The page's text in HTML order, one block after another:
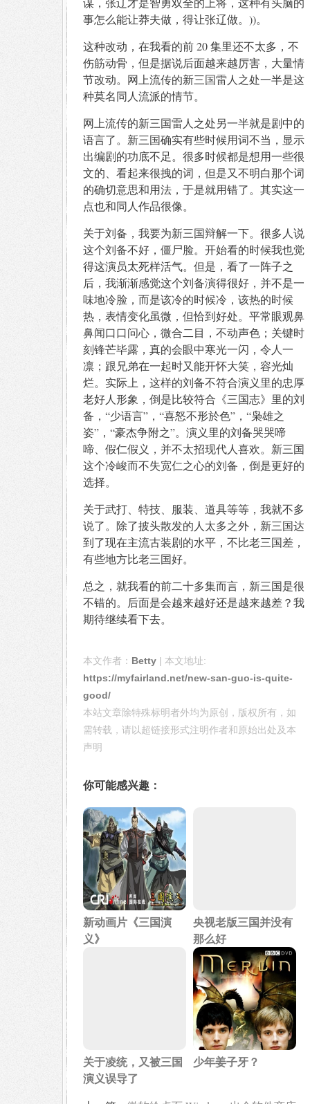
事怎么能让莽夫做，得让张辽做。))。
这种改动，在我看的前 20 集里还不太多，不
伤筋动骨，但是据说后面越来越厉害，大量情
节改动。网上流传的新三国雷人之处一半是这
种莫名同人流派的情节。
网上流传的新三国雷人之处另一半就是剧中的
语言了。新三国确实有些时候用词不当，显示
出编剧的功底不足。很多时候都是想用一些很
文的、看起来很拽的词，但是又不明白那个词
的确切意思和用法，于是就用错了。其实这一
点也和同人作品很像。
关于刘备，我要为新三国辩解一下。很多人说
这个刘备不好，僵尸脸。开始看的时候我也觉
得这演员太死样活气。但是，看了一阵子之
后，我渐渐感觉这个刘备演得很好，并不是一
味地冷脸，而是该冷的时候冷，该热的时候
热，表情变化虽微，但恰到好处。平常眼观鼻
鼻闻口口问心，微合二目，不动声色；关键时
刻锋芒毕露，真的会眼中寒光一闪，令人一
凛；跟兄弟在一起时又能开怀大笑，容光灿
烂。实际上，这样的刘备不符合演义里的忠厚
老好人形象，倒是比较符合《三国志》里的刘
备，“少语言”，“喜怒不形於色”，“枭雄之
姿”，“豪杰争附之”。演义里的刘备哭哭啼
啼、假仁假义，并不太招现代人喜欢。新三国
这个冷峻而不失宽仁之心的刘备，倒是更好的
选择。
关于武打、特技、服装、道具等等，我就不多
说了。除了披头散发的人太多之外，新三国达
到了现在主流古装剧的水平，不比老三国差，
有些地方比老三国好。
总之，就我看的前二十多集而言，新三国是很
不错的。后面是会越来越好还是越来越差？我
期待继续看下去。
本文作者： Betty | 本文地址:
https://myfairland.net/new-san-guo-is-quite-
good/
本站文章除特殊标明者外均为原创，版权所有，如
需转载，请以超链接形式注明作者和原始出处及本
声明
你可能感兴趣：
新动画片《三国演
义》
央视老版三国并没有
那么好
关于凌统，又被三国
演义误导了
少年姜子牙？